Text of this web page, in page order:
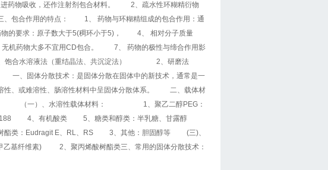
进药物吸收，还作注射剂包合材料。 2、疏水性环糊精衍物
、包合作用的特点： 1、 药物与环糊精组成的包合作用：通
要求：原子数大于5(稠环小于5)， 4、 相对分子质量
药物大多不宜用CD包合。 7、 药物的极性与缔合作用影
饱合水溶液法（重结晶法、共沉淀法） 2、研磨法
散技术：是固体分散在固体中的新技术，通常是一
性、或难溶性、肠溶性材料中呈固体分散体系。 二、载体材
性。 （一）、水溶性载体材料： 1、聚乙二醇PEG：
4、有机酸类 5、糖类和醇类：半乳糖、甘露醇
类：Eudragit E、RL、RS 3、其他：胆固醇等 (三)、
基纤维素) 2、聚丙烯酸树酯类三、常用的固体分散技术：